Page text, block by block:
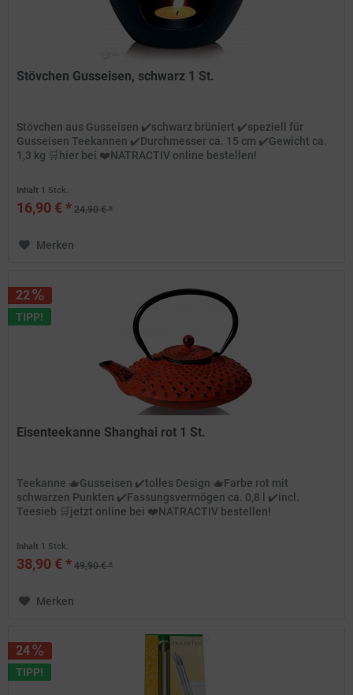
Stövchen Gusseisen, schwarz 1 St.
Stövchen aus Gusseisen ✔️schwarz brüniert ✔️speziell für
Gusseisen Teekannen ✔️Durchmesser ca. 15 cm ✔️Gewicht ca.
1,3 kg 🛒hier bei ❤️NATRACTIV online bestellen!
Inhalt 1 Stck.
16,90 € * 24,90 € *
Merken
22
TIPP!
Eisenteekanne Shanghai rot 1 St.
Teekanne 🫖Gusseisen ✔️tolles Design 🫖Farbe rot mit
schwarzen Punkten ✔️Fassungsvermögen ca. 0,8 l ✔️incl.
Teesieb 🛒jetzt online bei ❤️NATRACTIV bestellen!
Inhalt 1 Stck.
38,90 € * 49,90 € *
Merken
24
TIPP!